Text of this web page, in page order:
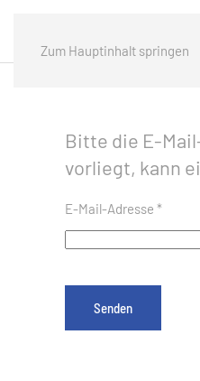
Zum Hauptinhalt springen
Bitte die E-
vorliegt, kann
E-Mail-Adresse *
Senden